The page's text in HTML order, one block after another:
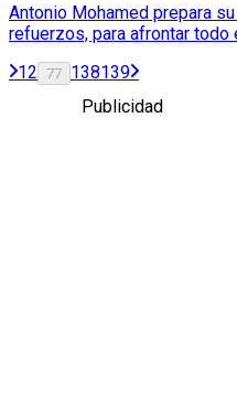
Antonio Mohamed prepara
refuerzos, para afrontar todo
12 77 138139
Publicidad